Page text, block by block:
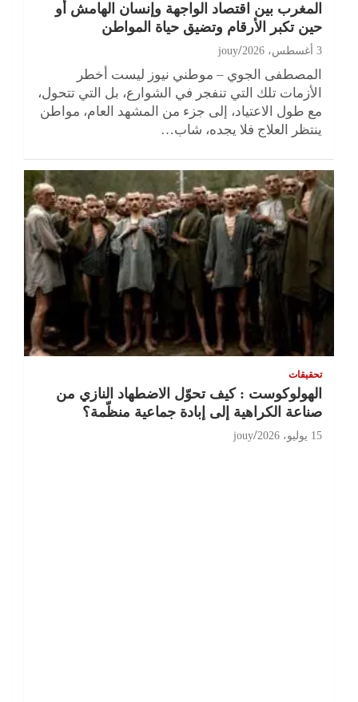
المغرب بين اقتصاد الواجهة وإنسان الهامش أو
حين تكبر الأرقام وتضيق حياة المواطن
3 أغسطس، 2026 jouy
المصطفى الجوي – موطني نيوز ليست أخطر
الأزمات تلك التي تنفجر في الشوارع، بل التي تتحول،
مع طول الاعتياد، إلى جزء من المشهد العام، مواطن
ينتظر العلاج فلا يجده، شاب…
تحقيقات
الهولوكوست : كيف تحوّل الاضطهاد النازي من
صناعة الكراهية إلى إبادة جماعية منظّمة؟
15 يوليو، 2026 jouy